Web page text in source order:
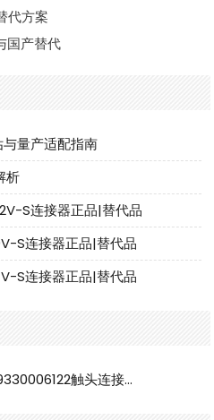
代方案
国产替代
量产适配指南
析
S连接器正品|替代品
S连接器正品|替代品
S连接器正品|替代品
触头连接器-兼容HARTING|09330006122触头连接器替代品说明